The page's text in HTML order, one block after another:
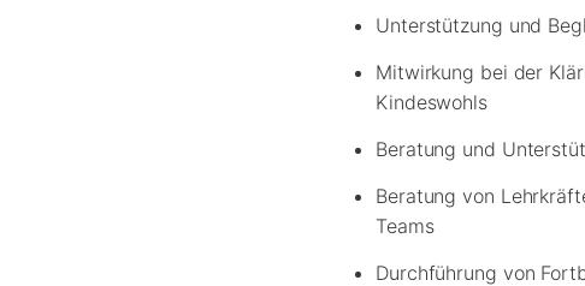
Unterstützung und
Mitwirkung bei der
Kindeswohls
Beratung und
Beratung von
Teams
Durchführung von